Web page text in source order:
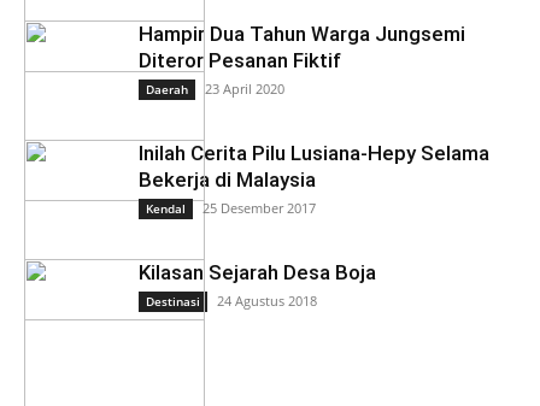
Hampir Dua Tahun Warga Jungsemi
Diteror Pesanan Fiktif
Daerah 23 April 2020
Inilah Cerita Pilu Lusiana-Hepy Selama
Bekerja di Malaysia
Kendal 25 Desember 2017
Kilasan Sejarah Desa Boja
Destinasi 24 Agustus 2018